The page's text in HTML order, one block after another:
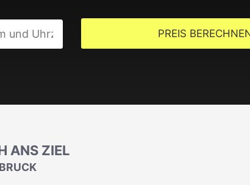
PREIS
ANS ZIEL